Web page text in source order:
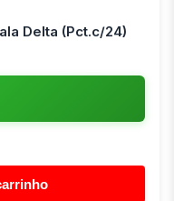
Delta (Pct.c/24)